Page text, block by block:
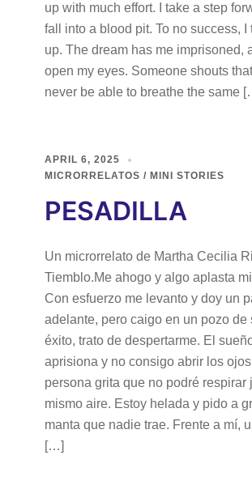
up with much effort. I take a step
fall into a blood pit. To no success, I
up. The dream has me imprisoned,
open my eyes. Someone shouts
never be able to breathe the same
APRIL 6, 2025
MICRORRELATOS / MINI STORIES
PESADILLA
Un microrrelato de Martha Cecilia
Tiemblo.Me ahogo y algo aplasta
Con esfuerzo me levanto y doy un
adelante, pero caigo en un pozo de
éxito, trato de despertarme. El
aprisiona y no consigo abrir los
persona grita que no podré respirar
mismo aire. Estoy helada y pido a
manta que nadie trae. Frente a mí,
[…]